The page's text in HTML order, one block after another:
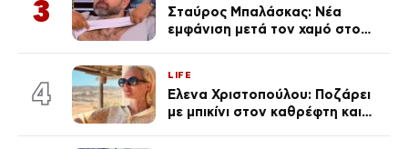
3
Σταύρος Μπαλάσκας: Νέα
εμφάνιση μετά τον χαμό στο
4
LIFE
Έλενα Χριστοπούλου: Ποζάρει
με μπικίνι στον καθρέφτη και